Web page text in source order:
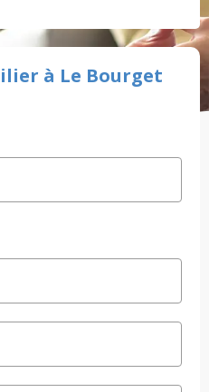
à Le Bourget